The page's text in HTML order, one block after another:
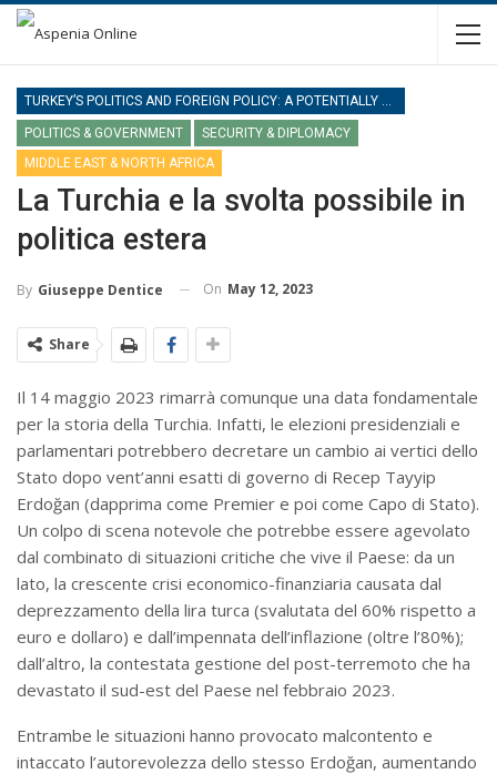
TURKEY’S POLITICS AND FOREIGN POLICY: A POTENTIALLY NEW PHASE
POLITICS & GOVERNMENT
SECURITY & DIPLOMACY
MIDDLE EAST & NORTH AFRICA
La Turchia e la svolta possibile in
politica estera
By Giuseppe Dentice On May 12, 2023
Share
Il 14 maggio 2023 rimarrà comunque una data fondamentale
per la storia della Turchia. Infatti, le elezioni presidenziali e
parlamentari potrebbero decretare un cambio ai vertici dello
Stato dopo vent’anni esatti di governo di Recep Tayyip
Erdoğan (dapprima come Premier e poi come Capo di Stato).
Un colpo di scena notevole che potrebbe essere agevolato
dal combinato di situazioni critiche che vive il Paese: da un
lato, la crescente crisi economico-finanziaria causata dal
deprezzamento della lira turca (svalutata del 60% rispetto a
euro e dollaro) e dall’impennata dell’inflazione (oltre l’80%);
dall’altro, la contestata gestione del post-terremoto che ha
devastato il sud-est del Paese nel febbraio 2023.
Entrambe le situazioni hanno provocato malcontento e
intaccato l’autorevolezza dello stesso Erdoğan, aumentando